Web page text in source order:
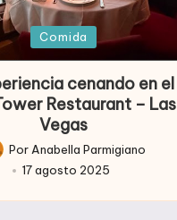
Comida
cenando en el
Restaurant – Las
Vegas
Por Anabella Parmigiano
17 agosto 2025